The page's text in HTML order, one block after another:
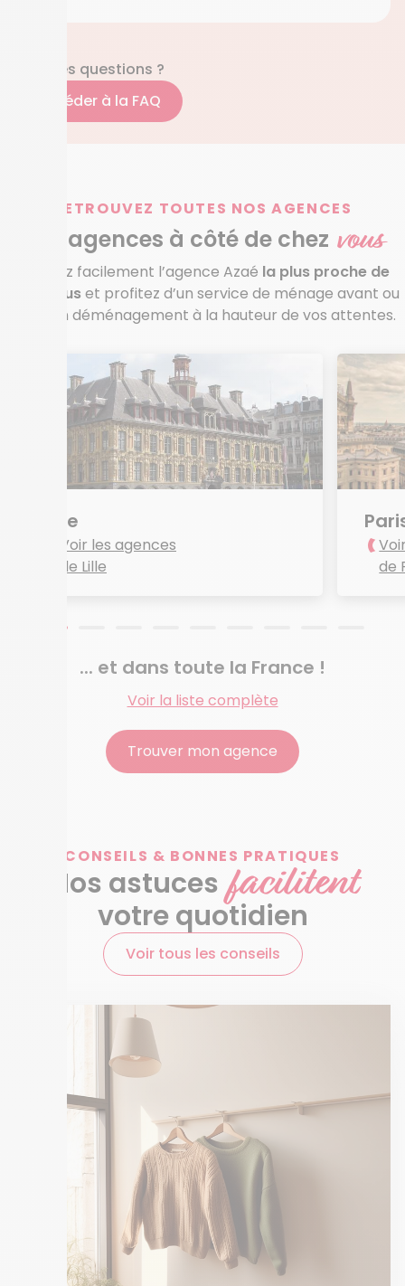
D’autres questions ?
Accéder à la FAQ
RETROUVEZ TOUTES NOS AGENCES
Des agences à côté de chez vous
Trouvez facilement l’agence Azaé la plus proche de
chez vouset profitez d’un service de ménage avant ou
après un déménagement à la hauteur de vos attentes.
Lille
Voir les agences
de Lille
de
... et dans toute la France !
Voir la liste complète
Trouver mon agence
CONSEILS & BONNES PRATIQUES
Nos astucesfacilitent
votre quotidien
Voir tous les conseils